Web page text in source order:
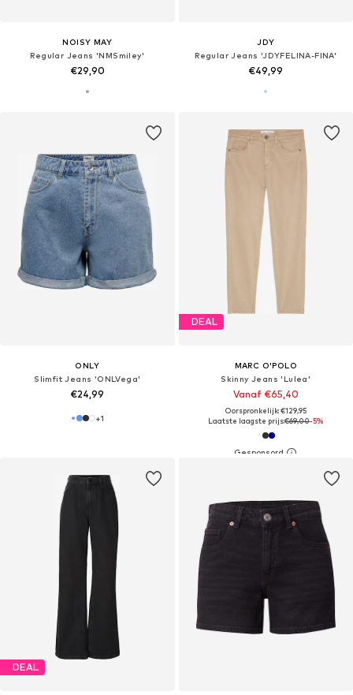
NOISY MAY
Regular Jeans 'NMSmiley'
€29,90
JDY
Regular Jeans 'JDYFELINA-FINA'
€49,99
ONLY
Slimfit Jeans 'ONLVega'
€24,99
+1
DEAL
MARC O'POLO
Skinny Jeans 'Lulea'
Vanaf €65,40
Oorspronkelijk: €129,95
Laatste laagste prijs:€69,00-5%
DEAL